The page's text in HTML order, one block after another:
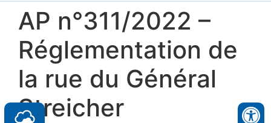
AP n°311/2022 –
Réglementation de
la rue du Général
Streicher